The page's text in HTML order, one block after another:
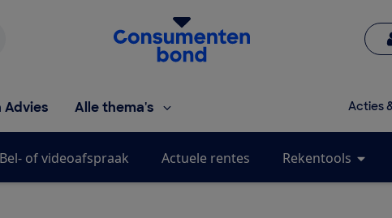
Homepage van de Consumentenbond
Advies Alle thema's Acties
Bel- of videoafspraak Actuele rentes Rekentools